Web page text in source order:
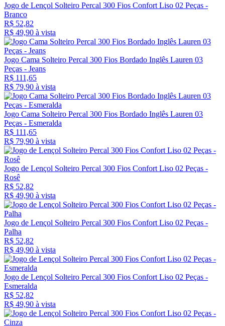
Jogo de Lençol Solteiro Percal 300 Fios Confort Liso 02 Peças -
Branco
R$ 52,82
R$ 49,90 à vista
Jogo Cama Solteiro Percal 300 Fios Bordado Inglês Lauren 03
Peças - Jeans
R$ 111,65
R$ 79,90 à vista
Jogo Cama Solteiro Percal 300 Fios Bordado Inglês Lauren 03
Peças - Esmeralda
R$ 111,65
R$ 79,90 à vista
Jogo de Lençol Solteiro Percal 300 Fios Confort Liso 02 Peças -
Rosê
R$ 52,82
R$ 49,90 à vista
Jogo de Lençol Solteiro Percal 300 Fios Confort Liso 02 Peças -
Palha
R$ 52,82
R$ 49,90 à vista
Jogo de Lençol Solteiro Percal 300 Fios Confort Liso 02 Peças -
Esmeralda
R$ 52,82
R$ 49,90 à vista